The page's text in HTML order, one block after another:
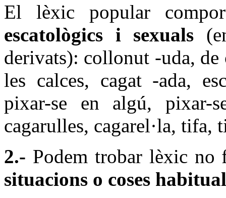
El lèxic popular
escatològics i sexuals
derivats): collonut -uda, de
les calces, cagat -ada,
pixar-se en algú, pixar-
cagarulles, cagarel·la, tifa,
2.- Podem trobar lèxic no
situacions o coses